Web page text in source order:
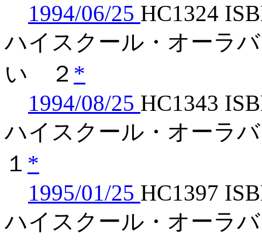
1994/06/25 HC1324
ハイスクール・オーラ
い ２ *
1994/08/25 HC1343
ハイスクール・オー
１ *
1995/01/25 HC1397
ハイスクール・オー